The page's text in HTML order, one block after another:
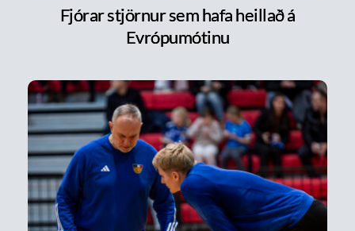
Fjórar stjörnur sem hafa heillað á
Evrópumótinu